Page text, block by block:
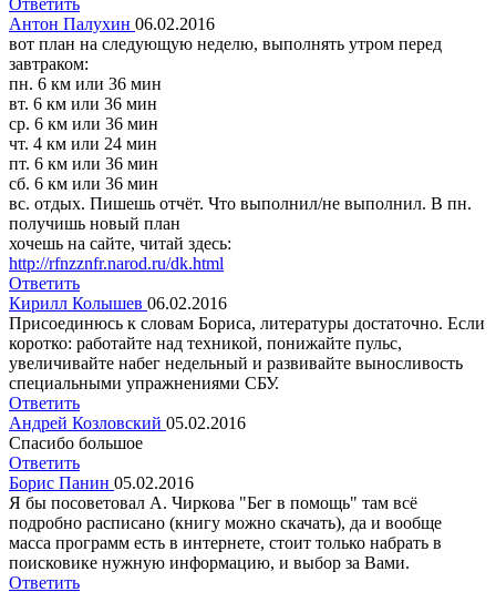
Антон Палухин 06.02.2016
вот план на следующую неделю, выполнять утром перед
завтраком:
пн. 6 км или 36 мин
вт. 6 км или 36 мин
ср. 6 км или 36 мин
чт. 4 км или 24 мин
пт. 6 км или 36 мин
сб. 6 км или 36 мин
вс. отдых. Пишешь отчёт. Что выполнил/не выполнил. В пн.
получишь новый план
хочешь на сайте, читай здесь:
http://rfnzznfr.narod.ru/dk.html
Ответить
Кирилл Колышев 06.02.2016
Присоединюсь к словам Бориса, литературы достаточно. Если
коротко: работайте над техникой, понижайте пульс,
увеличивайте набег недельный и развивайте выносливость
специальными упражнениями СБУ.
Ответить
Андрей Козловский 05.02.2016
Спасибо большое
Ответить
Борис Панин 05.02.2016
Я бы посоветовал А. Чиркова "Бег в помощь" там всё
подробно расписано (книгу можно скачать), да и вообще
масса программ есть в интернете, стоит только набрать в
поисковике нужную информацию, и выбор за Вами.
Ответить